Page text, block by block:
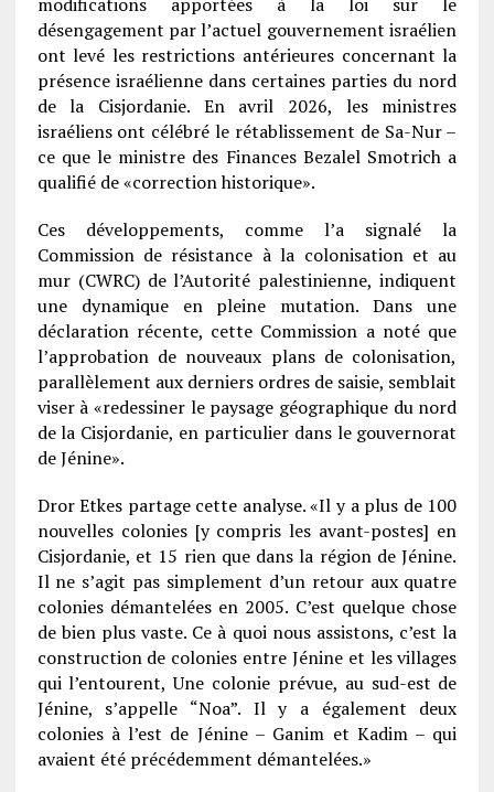
désengagement par l’actuel gouvernement israélien
ont levé les restrictions antérieures concernant la
présence israélienne dans certaines parties du nord
de la Cisjordanie. En avril 2026, les ministres
israéliens ont célébré le rétablissement de Sa-Nur –
ce que le ministre des Finances Bezalel Smotrich a
qualifié de «correction historique».
Ces développements, comme l’a signalé la
Commission de résistance à la colonisation et au
mur (CWRC) de l’Autorité palestinienne, indiquent
une dynamique en pleine mutation. Dans une
déclaration récente, cette Commission a noté que
l’approbation de nouveaux plans de colonisation,
parallèlement aux derniers ordres de saisie, semblait
viser à «redessiner le paysage géographique du nord
de la Cisjordanie, en particulier dans le gouvernorat
de Jénine».
Dror Etkes partage cette analyse. «Il y a plus de 100
nouvelles colonies [y compris les avant-postes] en
Cisjordanie, et 15 rien que dans la région de Jénine.
Il ne s’agit pas simplement d’un retour aux quatre
colonies démantelées en 2005. C’est quelque chose
de bien plus vaste. Ce à quoi nous assistons, c’est la
construction de colonies entre Jénine et les villages
qui l’entourent, Une colonie prévue, au sud-est de
Jénine, s’appelle “Noa”. Il y a également deux
colonies à l’est de Jénine – Ganim et Kadim – qui
avaient été précédemment démantelées.»